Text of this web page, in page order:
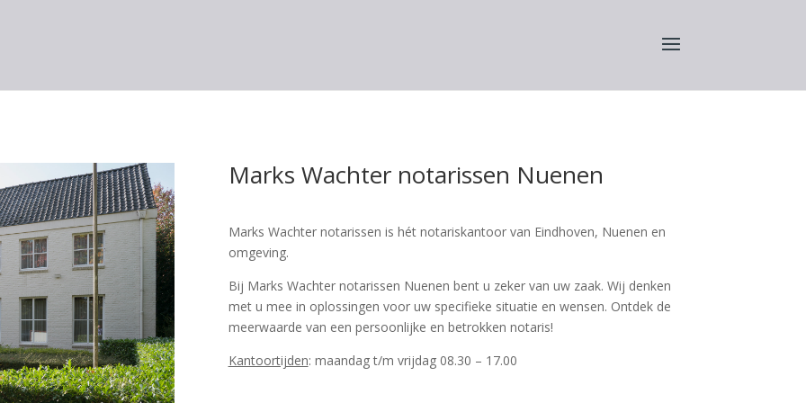
Marks Wachter notarissen Nuenen
Marks Wachter notarissen is hét notariskantoor van Eindhoven, Nuenen en
omgeving.
Bij Marks Wachter notarissen Nuenen bent u zeker van uw zaak. Wij denken
met u mee in oplossingen voor uw specifieke situatie en wensen. Ontdek de
meerwaarde van een persoonlijke en betrokken notaris!
Kantoortijden: maandag t/m vrijdag 08.30 – 17.00